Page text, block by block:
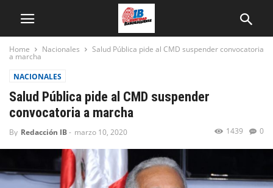
Home Nacionales Salud Pública pide al CMD suspender convocatoria
a marcha
NACIONALES
Salud Pública pide al CMD suspender
convocatoria a marcha
By Redacción IB- marzo 10, 2020 0
1439